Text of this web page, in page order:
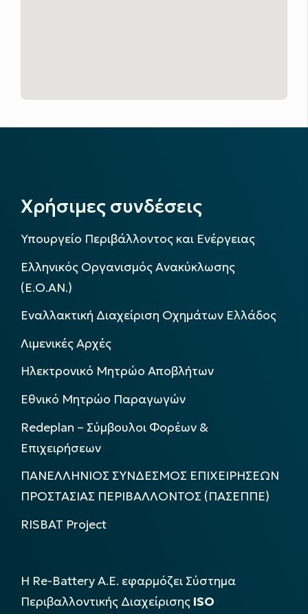
Χρήσιμες συνδέσεις
Υπουργείο Περιβάλλοντος και Ενέργειας
Ελληνικός Οργανισμός Ανακύκλωσης
(Ε.Ο.ΑΝ.)
Εναλλακτική Διαχείριση Οχημάτων Ελλάδος
Λιμενικές Αρχές
Ηλεκτρονικό Μητρώο Αποβλήτων
Εθνικό Μητρώο Παραγωγών
Redeplan – Σύμβουλοι Φορέων &
Επιχειρήσεων
ΠΑΝΕΛΛΗΝΙΟΣ ΣΥΝΔΕΣΜΟΣ ΕΠΙΧΕΙΡΗΣΕΩΝ
ΠΡΟΣΤΑΣΙΑΣ ΠΕΡΙΒΑΛΛΟΝΤΟΣ (ΠΑΣΕΠΠΕ)
RISBAT Project
Η Re-Battery Α.Ε. εφαρμόζει Σύστημα
Περιβαλλοντικής Διαχείρισης ISO